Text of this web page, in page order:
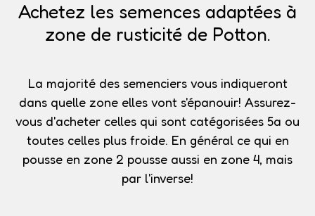
Achetez les semences adaptées à
zone de rusticité de Potton.
La majorité des semenciers vous indiqueront
dans quelle zone elles vont s'épanouir! Assurez-
vous d'acheter celles qui sont catégorisées 5a ou
toutes celles plus froide. En général ce qui en
pousse en zone 2 pousse aussi en zone 4, mais
par l'inverse!